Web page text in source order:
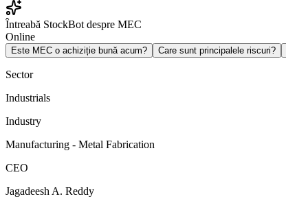
Întreabă StockBot despre MEC
Online
Este MEC o achiziție bună acum? Care sunt principalele riscuri?
Sector
Industrials
Industry
Manufacturing - Metal Fabrication
CEO
Jagadeesh A. Reddy